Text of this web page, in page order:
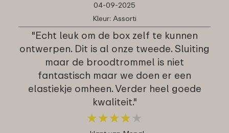
04-09-2025
Kleur: Assorti
"Echt leuk om de box zelf te kunnen
ontwerpen. Dit is al onze tweede. Sluiting
maar de broodtrommel is niet
fantastisch maar we doen er een
elastiekje omheen. Verder heel goede
kwaliteit."
★★★★ ★
★★★★ ★